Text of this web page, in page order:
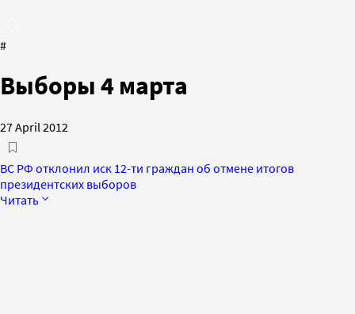
#
Выборы 4 марта
27 April 2012
ВС РФ отклонил иск 12-ти граждан об отмене итогов
президентских выборов
Читать